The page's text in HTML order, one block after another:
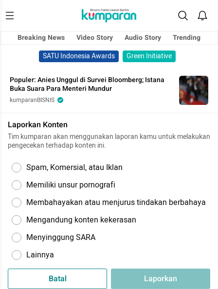
Breaking News Video Story Audio Story
Trending
SATU Indonesia Awards
Green Initiative
Populer: Anies Unggul di Survei Bloomberg; Istana
Buka Suara Para Menteri Mundur
kumparanBISNIS
Laporkan Konten
Tim kumparan akan menggunakan laporan kamu untuk melakukan
pengecekan terhadap konten ini.
Spam, Komersial, atau Iklan
Memiliki unsur pornografi
Membahayakan atau menjurus tindakan berbahaya
Mengandung konten kekerasan
Menyinggung SARA
Lainnya
Batal Laporkan